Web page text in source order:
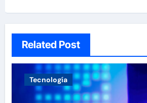
Related Post
Tecnología